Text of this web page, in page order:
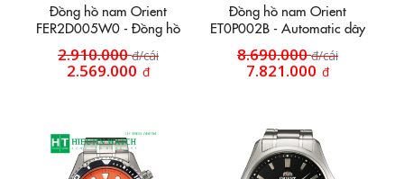
Đồng hồ nam Orient
FER2D005W0 - Đồng hồ
tự động mặt trắng
2.910.000đ/cái
2.569.000 đ
Đồng hồ nam Orient
ET0P002B - Automatic dây
kim loại
8.690.000đ/cái
7.821.000 đ